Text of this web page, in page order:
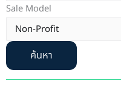
Sale Model
ค้นหา